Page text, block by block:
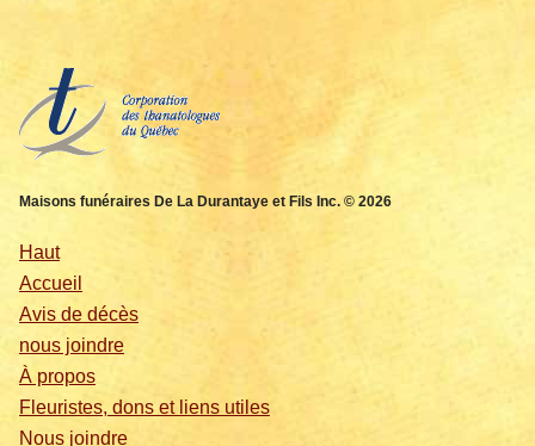
Maisons funéraires De La Durantaye et Fils Inc. © 2026
Haut
Accueil
Avis de décès
nous joindre
À propos
Fleuristes, dons et liens utiles
Nous joindre